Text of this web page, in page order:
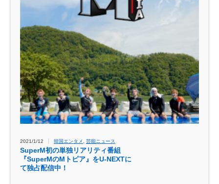
2021/1/12 韓国エンタメ 芸能ニュース
SuperM初の単独リアリティ番組
『SuperMのMトピア』をU-NEXTに
て独占配信中！